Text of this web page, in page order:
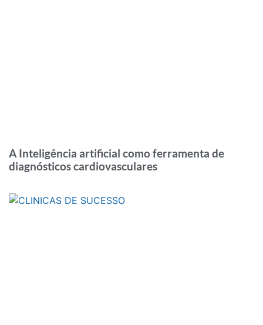
A Inteligência artificial como ferramenta de
diagnósticos cardiovasculares